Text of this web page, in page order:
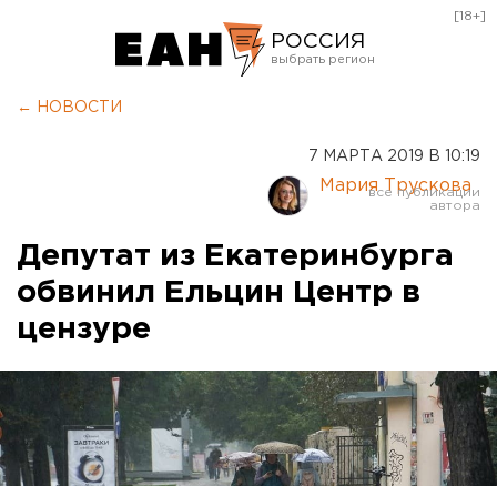
РОССИЯ
Курган
Оренбург
[18+]
← НОВОСТИ
7 МАРТА 2019 В 10:19
Мария Трускова
Депутат из Екатеринбурга
обвинил Ельцин Центр в
цензуре